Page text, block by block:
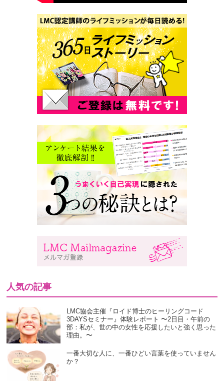
人気の記事
LMC協会主催『ロイド博士のヒーリングコード
3DAYSセミナー』体験レポート 〜2日目・午前の
部：私が、世の中の女性を応援したいと強く思った
理由。〜
一番大切な人に、一番ひどい言葉を使っていません
か？